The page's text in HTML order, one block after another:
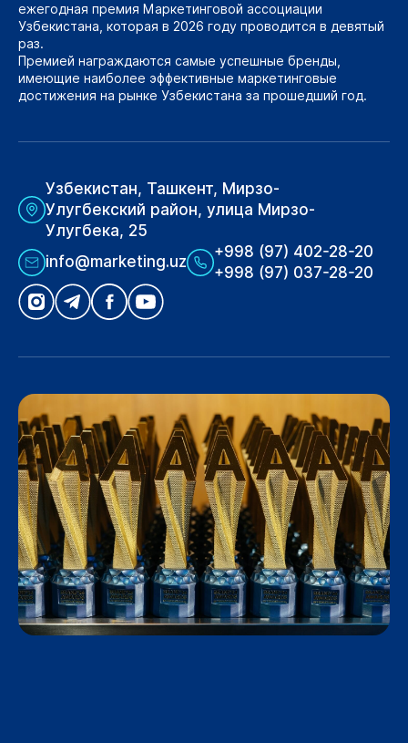
ежегодная премия Маркетинговой ассоциации
Узбекистана, которая в 2026 году проводится в девятый
раз.
Премией награждаются самые успешные бренды,
имеющие наиболее эффективные маркетинговые
достижения на рынке Узбекистана за прошедший год.
Узбекистан, Ташкент, Мирзо-
Улугбекский район, улица Мирзо-
Улугбека, 25
info@marketing.uz
+998 (97) 402-28-20
+998 (97) 037-28-20